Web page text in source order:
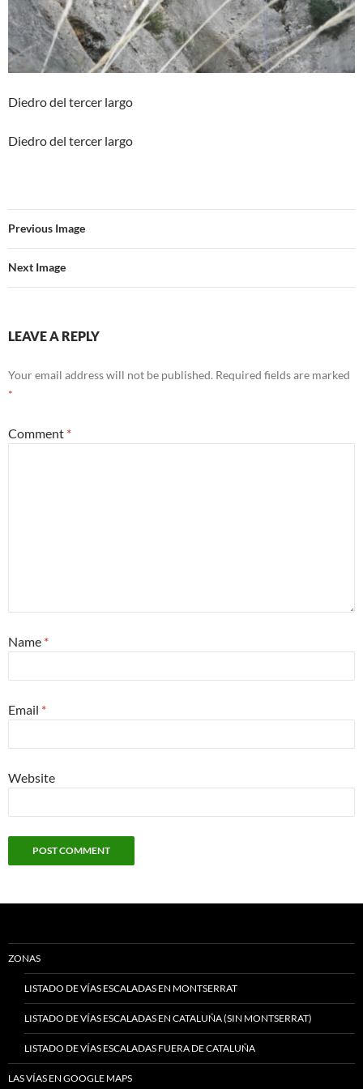
Diedro del tercer largo
Diedro del tercer largo
Previous Image
Next Image
LEAVE A REPLY
Your email address will not be published. Required fields are marked
*
Comment *
Name *
Email *
Website
ZONAS
LISTADO DE VÍAS ESCALADAS EN MONTSERRAT
LISTADO DE VÍAS ESCALADAS EN CATALUÑA (SIN MONTSERRAT)
LISTADO DE VÍAS ESCALADAS FUERA DE CATALUÑA
LAS VÍAS EN GOOGLE MAPS